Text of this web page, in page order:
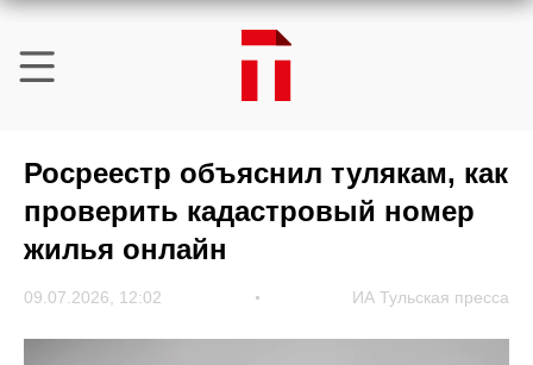
Росреестр объяснил тулякам, как
проверить кадастровый номер
жилья онлайн
09.07.2026, 12:02 ИА Тульская пресса